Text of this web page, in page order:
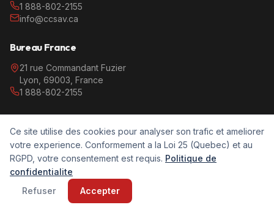
1 888-802-2155
info@ccsav.ca
Bureau France
21 rue Commandant Fuzier
Lyon, 69003, France
1 888-802-2155
19, Avenue Jugurtha, Mutuelleville, Tunis 1082
+216 31 378 152
EXTERNALISATION, QUÉBEC
Ce site utilise des cookies pour analyser son trafic et ameliorer
votre experience. Conformement a la Loi 25 (Quebec) et au
RGPD, votre consentement est requis. Politique de
confidentialite
Refuser
Accepter